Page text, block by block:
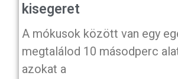
kisegeret
A mókusok között van egy
megtalálod 10 másodperc
azokat a